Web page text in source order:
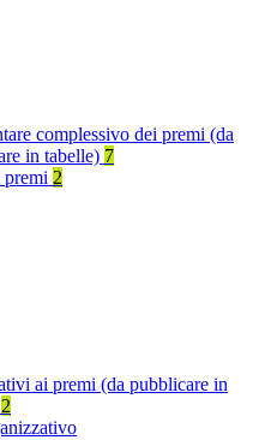
complessivo dei premi (da
in tabelle) 7
2
ai premi (da pubblicare in
2